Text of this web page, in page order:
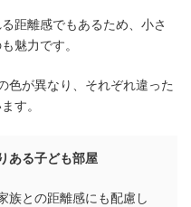
すさを兼ね備え
キッチン
距離感でもあるため、小さ
魅力です。
色が異なり、それぞれ違った
す。
ある子ども部屋
族との距離感にも配慮し